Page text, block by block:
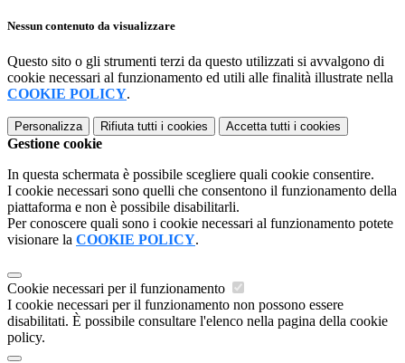
Nessun contenuto da visualizzare
Questo sito o gli strumenti terzi da questo utilizzati si avvalgono di
cookie necessari al funzionamento ed utili alle finalità illustrate nella
COOKIE POLICY.
Personalizza Rifiuta tutti i cookies Accetta tutti i cookies
Gestione cookie
In questa schermata è possibile scegliere quali cookie consentire.
I cookie necessari sono quelli che consentono il funzionamento della
piattaforma e non è possibile disabilitarli.
Per conoscere quali sono i cookie necessari al funzionamento potete
visionare la COOKIE POLICY.
Cookie necessari per il funzionamento
I cookie necessari per il funzionamento non possono essere
disabilitati. È possibile consultare l'elenco nella pagina della cookie
policy.